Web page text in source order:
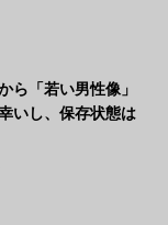
ら「若い男性像」
いし、保存状態は